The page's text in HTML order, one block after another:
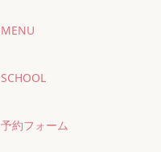
MENU
SCHOOL
予約フォーム